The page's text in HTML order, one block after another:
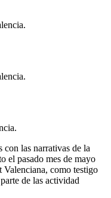
las narrativas de la
el pasado mes de mayo
Valenciana, como testigo
de las actividad